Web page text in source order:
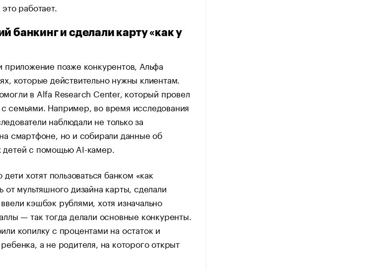
работает.
банкинг и сделали карту «как у
приложение позже конкурентов, Альфа
которые действительно нужны клиентам.
в Alfa Research Center, который провел
семьями. Например, во время исследования
наблюдали не только за
смартфоне, но и собирали данные об
с помощью AI-камер.
хотят пользоваться банком «как
от мультяшного дизайна карты, сделали
кэшбэк рублями, хотя изначально
— так тогда делали основные конкуренты.
копилку с процентами на остаток и
а не родителя, на которого открыт